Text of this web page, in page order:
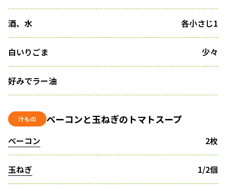
酒、水 各小さじ1
白いりごま 少々
好みでラー油
汁もの ベーコンと玉ねぎのトマトスープ
ベーコン 2枚
玉ねぎ 1/2個